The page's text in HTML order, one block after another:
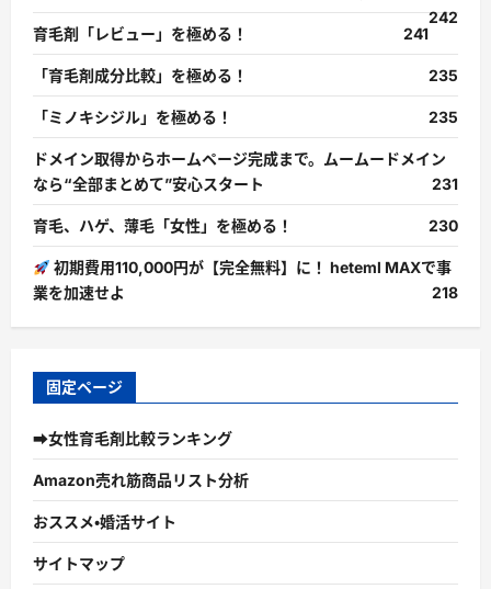
242
育毛剤「レビュー」を極める！
241
「育毛剤成分比較」を極める！ 235
「ミノキシジル」を極める！ 235
ドメイン取得からホームページ完成まで。ムームードメイン
なら“全部まとめて”安心スタート
231
育毛、ハゲ、薄毛「女性」を極める！ 230
初期費用110,000円が【完全無料】に！ heteml MAXで事
業を加速せよ
218
固定ページ
➡女性育毛剤比較ランキング
Amazon売れ筋商品リスト分析
おススメ・婚活サイト
サイトマップ